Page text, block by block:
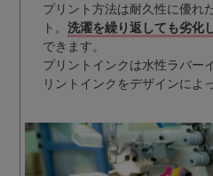
プリント方法は耐久性に優れ
ト。 洗濯を繰り返しても劣化
できます。
プリントインクは水性ラバー
リントインクをデザインによ